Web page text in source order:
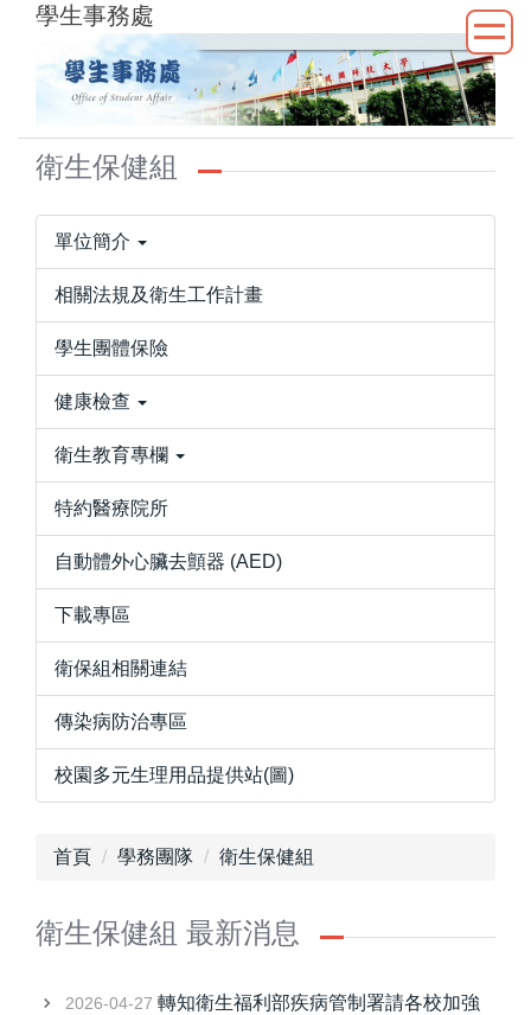
學生事務處
衛生保健組
單位簡介
相關法規及衛生工作計畫
學生團體保險
健康檢查
衛生教育專欄
特約醫療院所
自動體外心臟去顫器 (AED)
下載專區
衛保組相關連結
傳染病防治專區
校園多元生理用品提供站(圖)
首頁 學務團隊 衛生保健組
衛生保健組 最新消息
2026-04-27 轉知衛生福利部疾病管制署請各校加強